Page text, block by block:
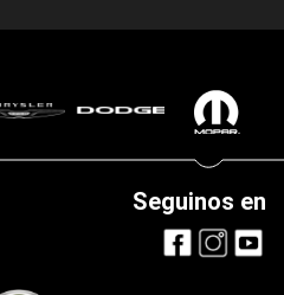
Seguinos en